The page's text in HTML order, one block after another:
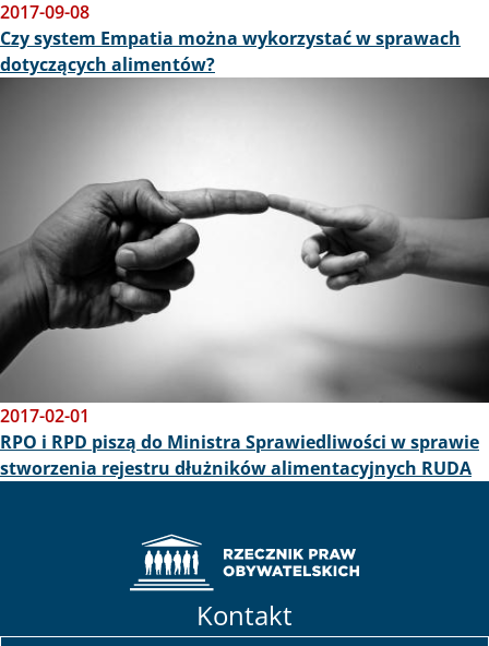
2017-09-08
Czy system Empatia można wykorzystać w sprawach
dotyczących alimentów?
2017-02-01
RPO i RPD piszą do Ministra Sprawiedliwości w sprawie
stworzenia rejestru dłużników alimentacyjnych RUDA
Kontakt